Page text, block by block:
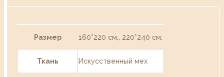
Размер 160*220 см., 220*240 см.
Ткань Искусственный мех